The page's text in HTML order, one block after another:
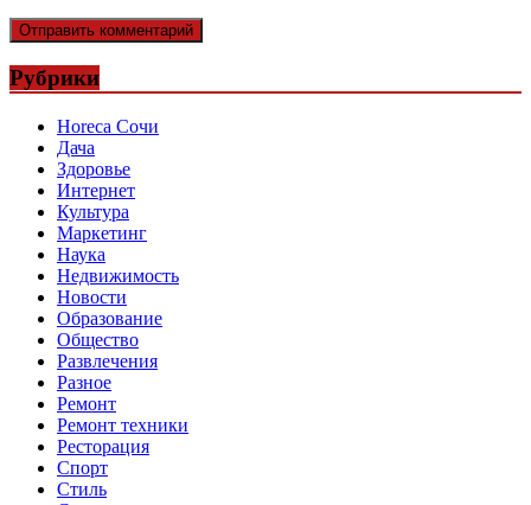
Рубрики
Horeca Сочи
Дача
Здоровье
Интернет
Культура
Маркетинг
Наука
Недвижимость
Новости
Образование
Общество
Развлечения
Разное
Ремонт
Ремонт техники
Ресторация
Спорт
Стиль